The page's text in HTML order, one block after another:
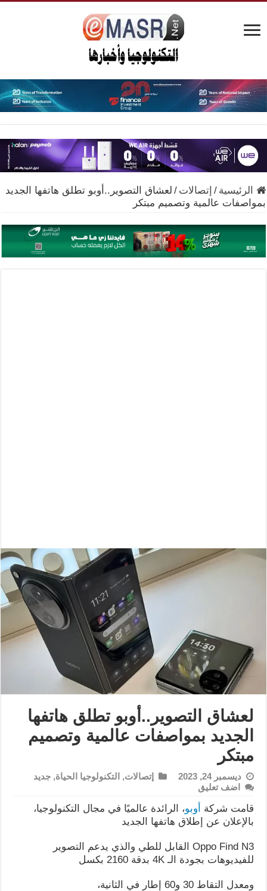
الرئيسية / إتصالات / لعشاق التصوير..أوبو تطلق هاتفها الجديد
بمواصفات عالمية وتصميم مبتكر
لعشاق التصوير..أوبو تطلق هاتفها
الجديد بمواصفات عالمية وتصميم
مبتكر
ديسمبر 24, 2023 إتصالات, التكنولوجيا الحياة, جديد
اضف تعليق
قامت شركة أوبو، الرائدة عالميًا في مجال التكنولوجيا،
بالإعلان عن إطلاق هاتفها الجديد
Oppo Find N3 القابل للطي والذي يدعم التصوير
للفيديوهات بجودة الـ 4K بدقة 2160 بكسل
ومعدل التقاط 30 و60 إطار في الثانية،